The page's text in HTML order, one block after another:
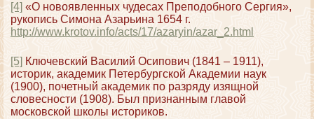
[4] «О новоявленных чудесах Преподобного Сергия»,
рукопись Симона Азарьина 1654 г.
http://www.krotov.info/acts/17/azaryin/azar_2.html
[5] Ключевский Василий Осипович (1841 – 1911),
историк, академик Петербургской Академии наук
(1900), почетный академик по разряду изящной
словесности (1908). Был признанным главой
московской школы историков.